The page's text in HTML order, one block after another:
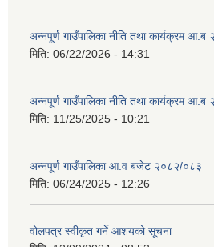
अन्नपूर्ण गाउँपालिका नीति तथा कार्यक्रम
मिति: 06/22/2026 - 14:31
अन्नपूर्ण गाउँपालिका नीति तथा कार्यक्रम
मिति: 11/25/2025 - 10:21
अन्नपूर्ण गाउँपालिका आ.व बजेट २०८२/०८३
मिति: 06/24/2025 - 12:26
वोलपत्र स्वीकृत गर्ने आशयको सूचना